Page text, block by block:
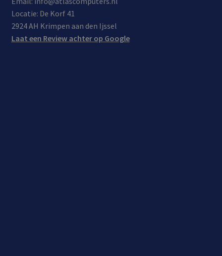
Locatie: De Korf 41
2924 AH Krimpen aan den Ijssel
Laat een Review achter op Google